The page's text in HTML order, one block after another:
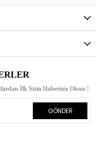
İlk Sizin Haberiniz Olsun !
GÖNDER